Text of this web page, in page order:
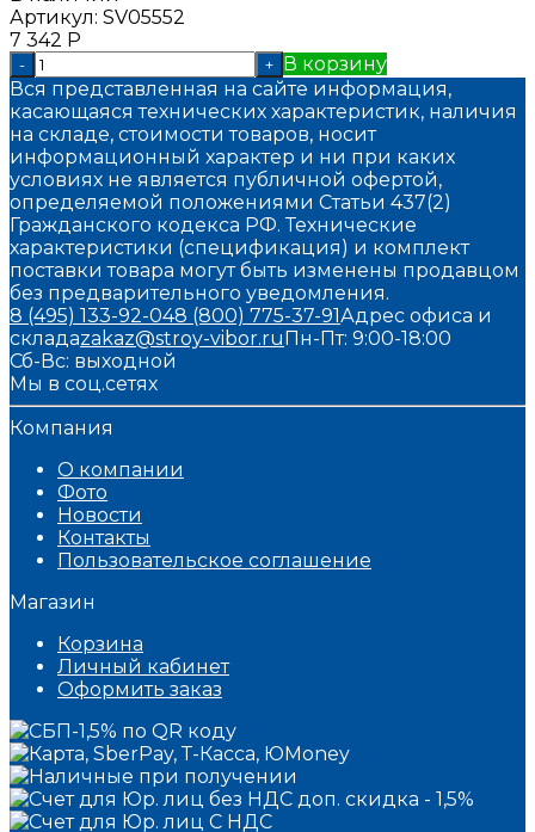
Артикул: SV05552
7 342 Р
- + В корзину
Вся представленная на сайте информация,
касающаяся технических характеристик, наличия
на складе, стоимости товаров, носит
информационный характер и ни при каких
условиях не является публичной офертой,
определяемой положениями Статьи 437(2)
Гражданского кодекса РФ. Технические
характеристики (спецификация) и комплект
поставки товара могут быть изменены продавцом
без предварительного уведомления.
8 (495) 133-92-048 (800) 775-37-91Адрес офиса и
складаzakaz@stroy-vibor.ruПн-Пт: 9:00-18:00
Сб-Вс: выходной
Мы в соц.сетях
Компания
О компании
Фото
Новости
Контакты
Пользовательское соглашение
Магазин
Корзина
Личный кабинет
Оформить заказ